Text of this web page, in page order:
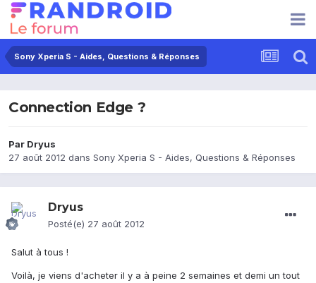
Sony Xperia S - Aides, Questions & Réponses
Connection Edge ?
Par Dryus
27 août 2012 dans Sony Xperia S - Aides, Questions & Réponses
Dryus
Posté(e) 27 août 2012
Salut à tous !
Voilà, je viens d'acheter il y a à peine 2 semaines et demi un tout